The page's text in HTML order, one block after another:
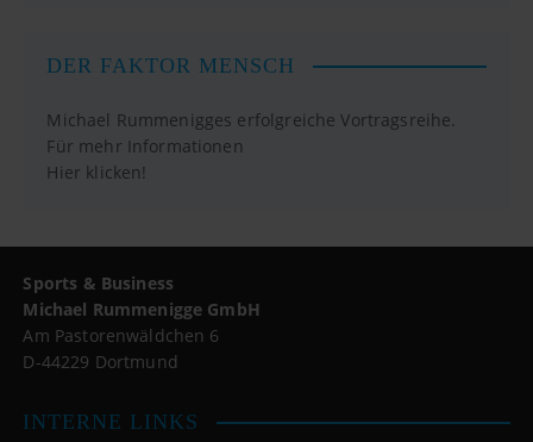
DER FAKTOR MENSCH
Michael Rummenigges erfolgreiche Vortragsreihe.
Für mehr Informationen
Hier klicken!
Sports & Business
Michael Rummenigge GmbH
Am Pastorenwäldchen 6
D-44229 Dortmund
INTERNE LINKS